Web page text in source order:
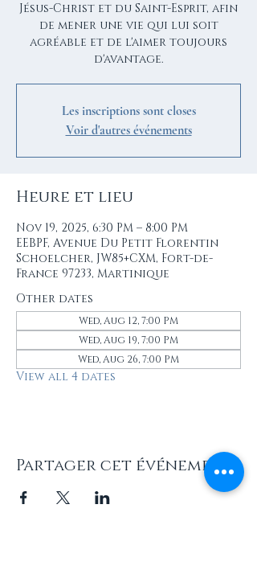
Jésus-Christ et du Saint-Esprit, afin
de mener une vie qui lui soit
agréable et de l'aimer toujours
d'avantage.
Les inscriptions sont closes
Voir d'autres événements
Heure et lieu
Nov 19, 2025, 6:30 PM – 8:00 PM
EEBPF, Avenue Du Petit Florentin
Schoelcher, JW85+CXM, Fort-de-
France 97233, Martinique
Other dates
Wed, Aug 12, 7:00 PM
Wed, Aug 19, 7:00 PM
Wed, Aug 26, 7:00 PM
View all 4 dates
Partager cet événement